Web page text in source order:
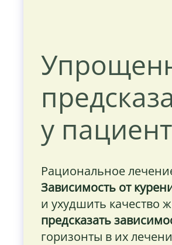
у
Рациональное
Зависимость от
и ухудшить качество
предсказать
горизонты в их